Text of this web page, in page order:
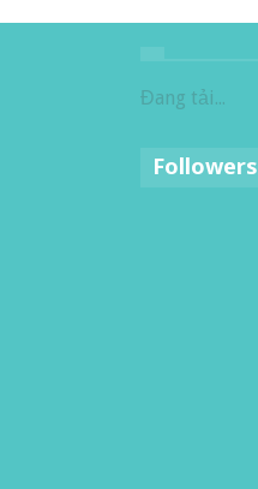
Đang tải...
Followers